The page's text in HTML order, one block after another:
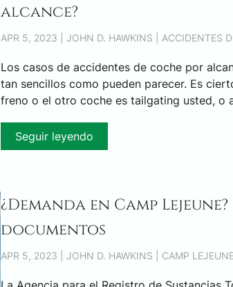
alcance?
APR 5, 2023 | JOHN D. HAWKINS | ACCIDENTES
Los casos de accidentes de coche por
tan sencillos como pueden parecer. Es
freno o el otro coche es tailgating usted, o
Seguir leyendo
¿Demanda en Camp
documentos
APR 5, 2023 | JOHN D. HAWKINS | CAMP